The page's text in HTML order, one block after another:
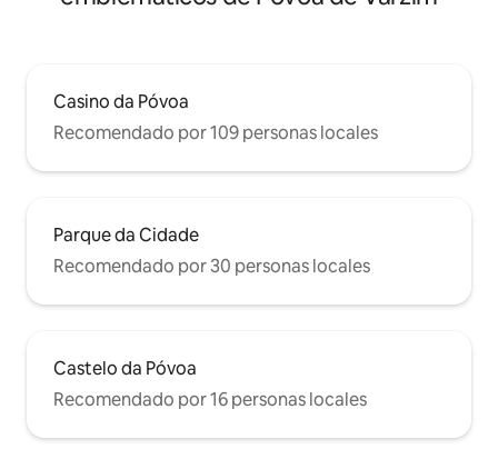
Casino da Póvoa
Recomendado por 109 personas locales
Parque da Cidade
Recomendado por 30 personas locales
Castelo da Póvoa
Recomendado por 16 personas locales